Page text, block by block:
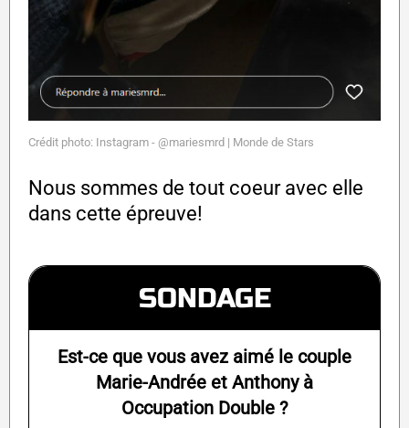
Crédit photo: Instagram - @mariesmrd | Monde de Stars
Nous sommes de tout coeur avec elle
dans cette épreuve!
SONDAGE
Est-ce que vous avez aimé le couple
Marie-Andrée et Anthony à
Occupation Double ?